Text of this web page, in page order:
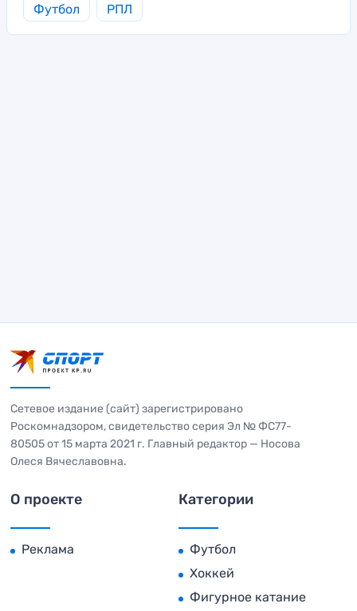
Футбол РПЛ
Сетевое издание (сайт) зарегистрировано
Роскомнадзором, свидетельство серия Эл № ФС77-
80505 от 15 марта 2021 г. Главный редактор — Носова
Олеся Вячеславовна.
О проекте
Реклама
Категории
Футбол
Хоккей
Фигурное катание